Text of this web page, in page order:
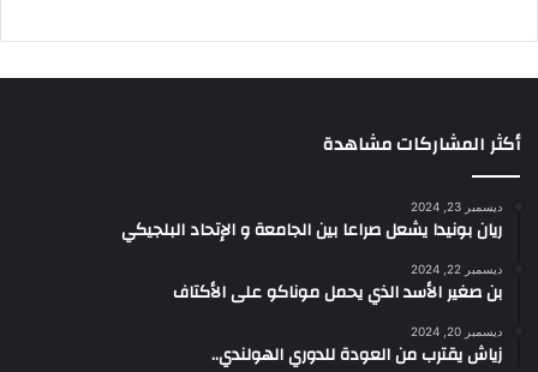
أكثر المشاركات مشاهدة
ديسمبر 23, 2024
ريان بونيدا يشعل صراعا بين الجامعة و الإتحاد البلجيكي
ديسمبر 22, 2024
بن صغير الأسد الذي يحمل موناكو على الأكتاف
ديسمبر 20, 2024
زياش يقترب من العودة للدوري الهولندي..